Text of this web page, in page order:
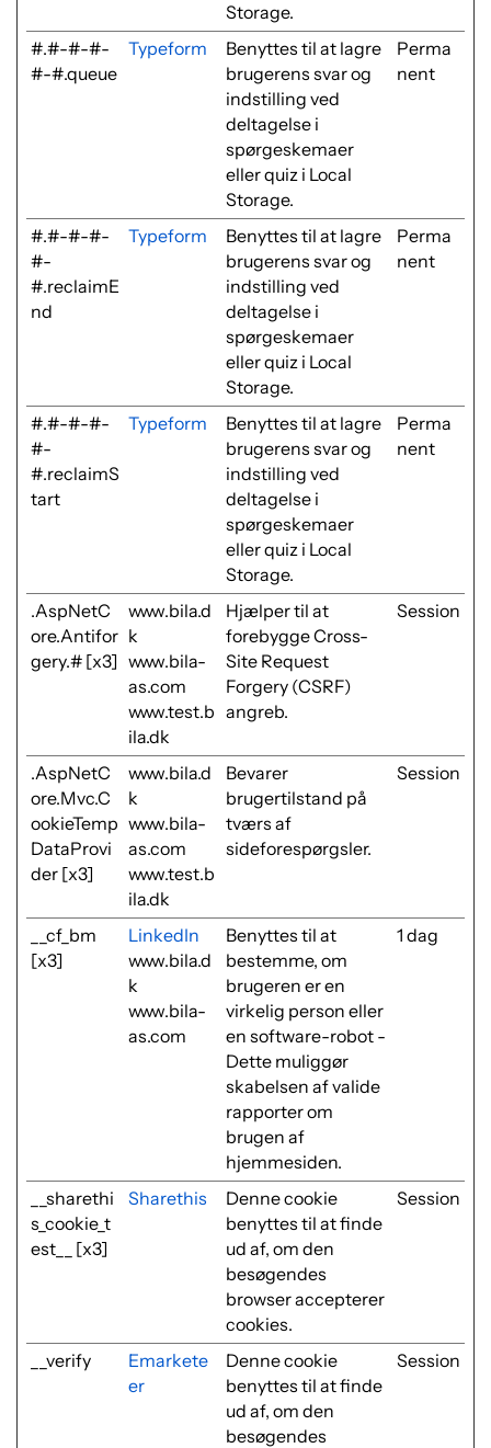
Storage.
#.#-#-#-
#-#.queue
Typeform
Benyttes til at lagre
brugerens svar og
indstilling ved
deltagelse i
spørgeskemaer
eller quiz i Local
Storage.
Perma
nent
#.#-#-#-
#-
#.reclaimE
nd
Typeform
Benyttes til at lagre
brugerens svar og
indstilling ved
deltagelse i
spørgeskemaer
eller quiz i Local
Storage.
Perma
nent
#.#-#-#-
#-
#.reclaimS
tart
Typeform
Benyttes til at lagre
brugerens svar og
indstilling ved
deltagelse i
spørgeskemaer
eller quiz i Local
Storage.
Perma
nent
.AspNetC
ore.Antifor
gery.# [x3]
www.bila.d
k
www.bila-
as.com
www.test.b
ila.dk
Hjælper til at
forebygge Cross-
Site Request
Forgery (CSRF)
angreb.
Session
.AspNetC
ore.Mvc.C
ookieTemp
DataProvi
der [x3]
www.bila.d
k
www.bila-
as.com
www.test.b
ila.dk
Bevarer
brugertilstand på
tværs af
sideforespørgsler.
Session
__cf_bm
[x3]
LinkedIn
www.bila.d
k
www.bila-
as.com
Benyttes til at
bestemme, om
brugeren er en
virkelig person eller
en software-robot -
Dette muliggør
skabelsen af valide
rapporter om
brugen af
hjemmesiden.
1 dag
__sharethi
s_cookie_t
est__ [x3]
Sharethis
Denne cookie
benyttes til at finde
ud af, om den
besøgendes
browser accepterer
cookies.
Session
__verify
Emarkete
er
Denne cookie
benyttes til at finde
ud af, om den
besøgendes
Session